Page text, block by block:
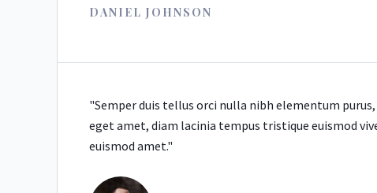
DANIEL JOHNSON
"Semper duis tellus orci nulla nibh elementum
eget amet, diam lacinia tempus tristique euismod
euismod amet."